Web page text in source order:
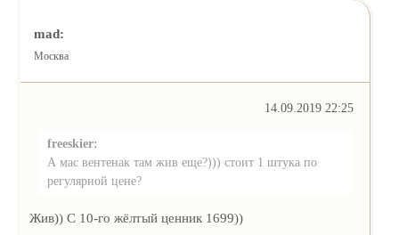
mad:
Москва
14.09.2019 22:25
freeskier:
А мас вентенак там жив еще?))) стоит 1 штука по
регулярной цене?
Жив)) С 10-го жёлтый ценник 1699))